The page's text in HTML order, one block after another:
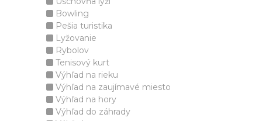
Bowling
Pešia turistika
Lyžovanie
Rybolov
Tenisový kurt
Výhľad na rieku
Výhľad na zaujímavé miesto
Výhľad na hory
Výhľad do záhrady